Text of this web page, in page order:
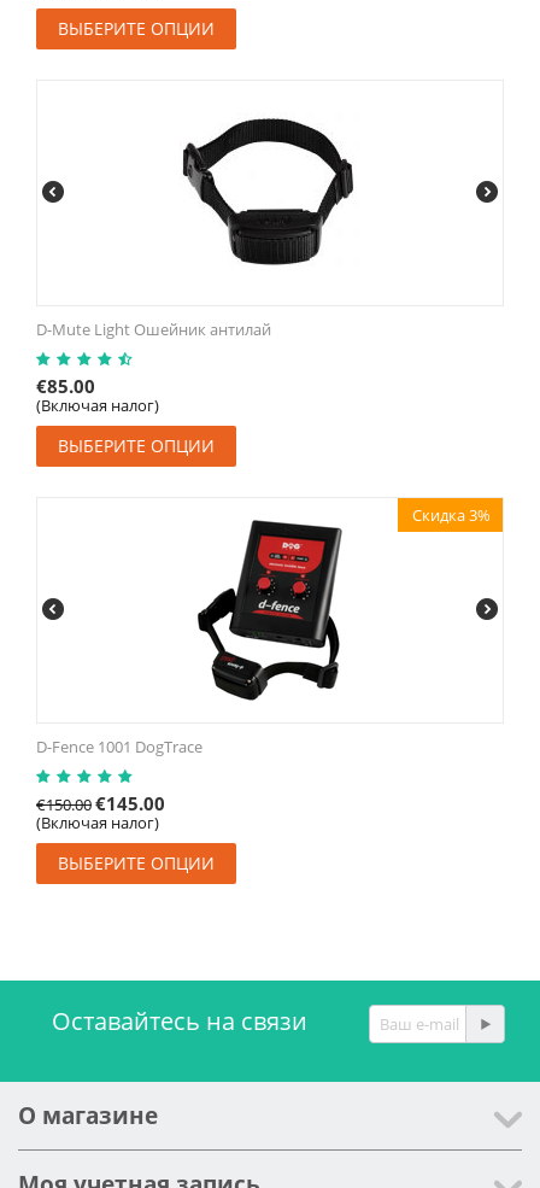
ВЫБЕРИТЕ ОПЦИИ
D-Mute Light Ошейник антилай
€85.00
(Включая налог)
ВЫБЕРИТЕ ОПЦИИ
Скидка 3%
D-Fence 1001 DogTrace
€150.00€145.00
(Включая налог)
ВЫБЕРИТЕ ОПЦИИ
Оставайтесь на связи
О магазине